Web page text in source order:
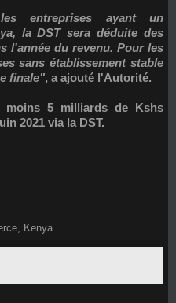
entreprises ayant un
la DST sera déduite des
l'année du revenu. Pour les
sans établissement stable
finale", a ajouté l'Autorité.
moins 5 milliards de Kshs
2021 via la DST.
Kenya